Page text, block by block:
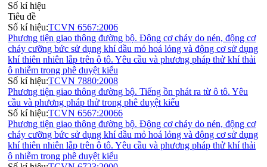
Số kí hiệu
Tiêu đề
Số kí hiệu:TCVN 6567:2006
Phương tiện giao thông đường bộ. Động cơ cháy do nén, động cơ
cháy cưỡng bức sử dụng khí dầu mỏ hoá lỏng và động cơ sử dụng
khí thiên nhiên lắp trên ô tô. Yêu cầu và phương pháp thử khí thải
ô nhiễm trong phê duyệt kiểu
Số kí hiệu:TCVN 7880:2008
Phương tiện giao thông đường bộ. Tiếng ồn phát ra từ ô tô. Yêu
cầu và phương pháp thử trong phê duyệt kiểu
Số kí hiệu:TCVN 6567:20066
Phương tiện giao thông đường bộ. Động cơ cháy do nén, động cơ
cháy cưỡng bức sử dụng khí dầu mỏ hoá lỏng và động cơ sử dụng
khí thiên nhiên lắp trên ô tô. Yêu cầu và phương pháp thử khí thải
ô nhiễm trong phê duyệt kiểu